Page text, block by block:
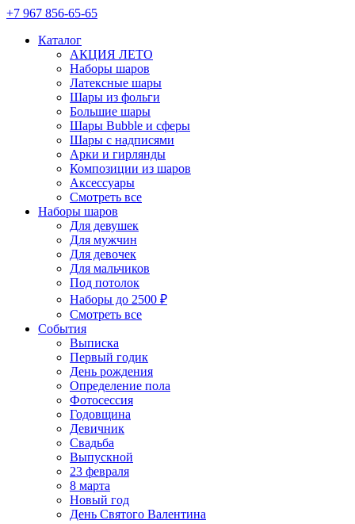
+7 967 856-65-65
Каталог
АКЦИЯ ЛЕТО
Наборы шаров
Латексные шары
Шары из фольги
Большие шары
Шары Bubble и сферы
Шары с надписями
Арки и гирлянды
Композиции из шаров
Аксессуары
Смотреть все
Наборы шаров
Для девушек
Для мужчин
Для девочек
Для мальчиков
Под потолок
Наборы до 2500 ₽
Смотреть все
События
Выписка
Первый годик
День рождения
Определение пола
Фотосессия
Годовщина
Девичник
Свадьба
Выпускной
23 февраля
8 марта
Новый год
День Святого Валентина